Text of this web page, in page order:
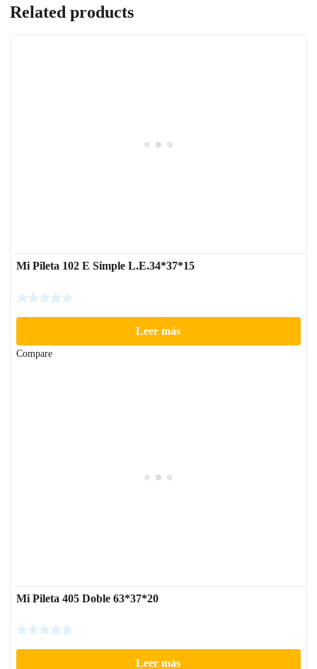
Related products
Mi Pileta 102 E Simple L.E.34*37*15
Leer más
Compare
Mi Pileta 405 Doble 63*37*20
Leer más